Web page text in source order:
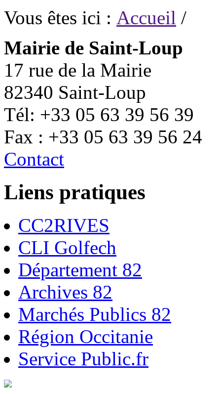
Vous êtes ici : Accueil /
Mairie de Saint-Loup
17 rue de la Mairie
82340 Saint-Loup
Tél: +33 05 63 39 56 39
Fax : +33 05 63 39 56 24
Contact
Liens pratiques
CC2RIVES
CLI Golfech
Département 82
Archives 82
Marchés Publics 82
Région Occitanie
Service Public.fr